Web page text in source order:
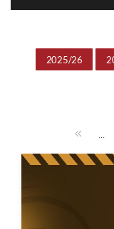
2025/26
...